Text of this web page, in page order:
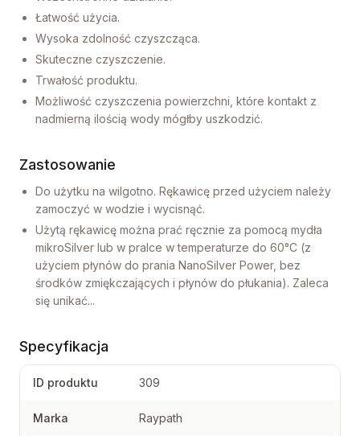
Łatwość użycia.
Wysoka zdolność czyszcząca.
Skuteczne czyszczenie.
Trwałość produktu.
Możliwość czyszczenia powierzchni, które kontakt z
nadmierną ilością wody mógłby uszkodzić.
Zastosowanie
Do użytku na wilgotno. Rękawicę przed użyciem należy
zamoczyć w wodzie i wycisnąć.
Użytą rękawicę można prać ręcznie za pomocą mydła
mikroSilver lub w pralce w temperaturze do 60°C (z
użyciem płynów do prania NanoSilver Power, bez
środków zmiękczających i płynów do płukania). Zaleca
się unikać...
Specyfikacja
ID produktu 309
Marka Raypath